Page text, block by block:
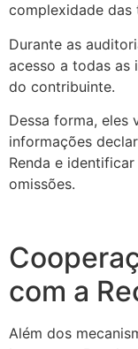
complexidade das
Durante as
acesso a todas as
do contribuinte.
Dessa forma, eles
informações
Renda e
omissões.
com a
Além dos